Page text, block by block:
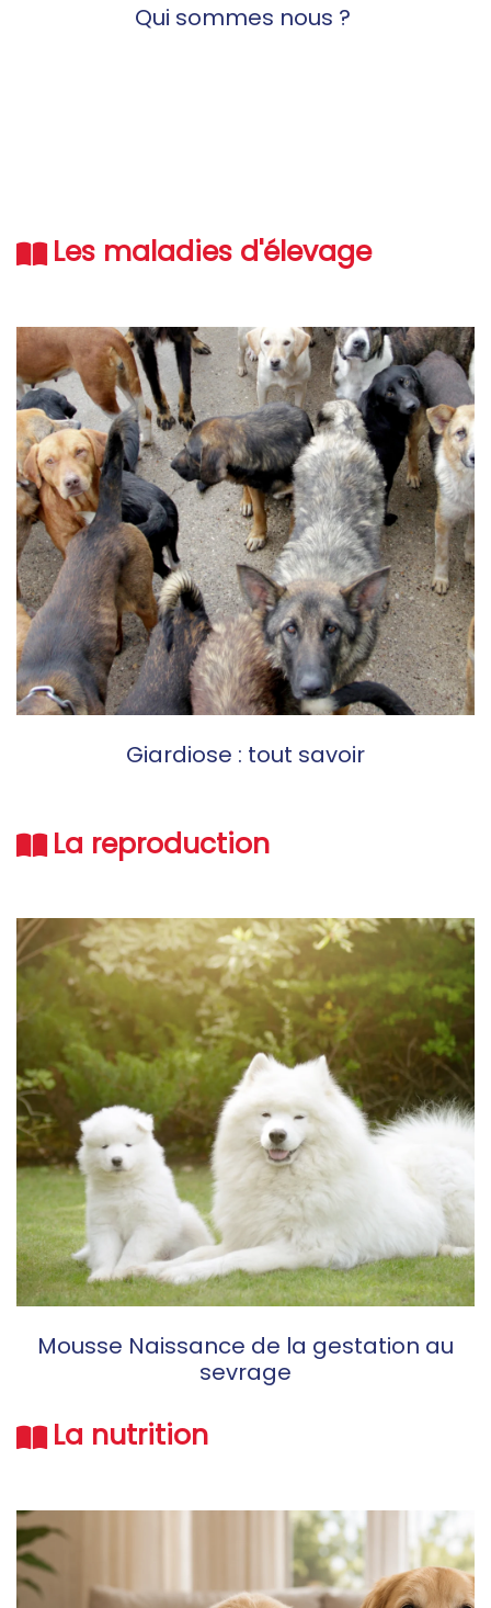
Qui sommes nous ?
Les maladies d'élevage
Giardiose : tout savoir
La reproduction
Mousse Naissance de la gestation au
sevrage
La nutrition